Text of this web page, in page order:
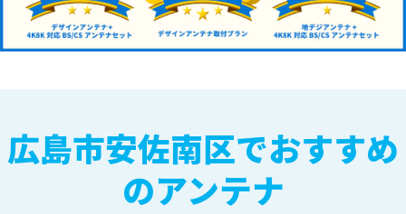
広島市安佐南区でおすすめ
のアンテナ